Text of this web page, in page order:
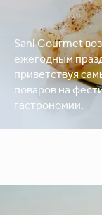
Sani Gourmet
ежегодным
приветствуя
поваров на
гастрономии.